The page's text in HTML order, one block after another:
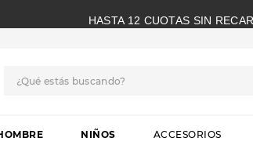
HASTA 12 CUOTAS SIN
NIÑOS ACCESORIOS